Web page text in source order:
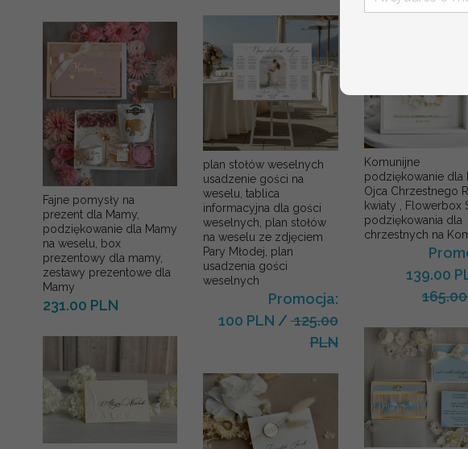
Fajne pomysły na
prezent dla Mamy,
podziękowanie dla Mamy
na weselu, box
prezentowy dla mamy,
zestawy prezentowe dla
Mamy
231.00 PLN
plan stołów weselnych
usadzenie gości na
weselu, tablica
informacyjna dla gości
weselnych, plan stołów
na weselu ze zdjęciem
Pary Młodej, plan
usadzenia gości
weselnych
Promocja:
100 PLN /125.00
PLN
Komunijne
podziękowanie dla
Ojca Chrzestnego
kwiaty , Flowerbox
podziękowania dla
chrzestnych na
139.00